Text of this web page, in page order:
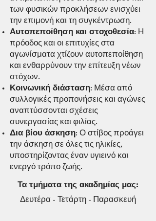
των φυσικών προκλήσεων ενισχύει
την επιμονή και τη συγκέντρωση.
Αυτοπεποίθηση και στοχοθεσία: Η
πρόοδος και οι επιτυχίες στα
αγωνίσματα χτίζουν αυτοπεποίθηση
και ενθαρρύνουν την επίτευξη νέων
στόχων.
Κοινωνική διάσταση: Μέσα από
συλλογικές προπονήσεις και αγώνες
αναπτύσσονται σχέσεις
συνεργασίας και φιλίας.
Δια βίου άσκηση: Ο στίβος προάγει
την άσκηση σε όλες τις ηλικίες,
υποστηρίζοντας έναν υγιεινό και
ενεργό τρόπο ζωής.
Τα τμήματα της ακαδημίας μας:
Δευτέρα - Τετάρτη - Παρασκευή